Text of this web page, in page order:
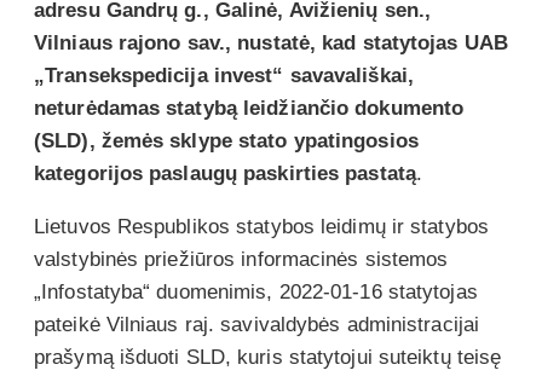
adresu Gandrų g., Galinė, Avižienių sen.,
Vilniaus rajono sav., nustatė, kad statytojas UAB
„Transekspedicija invest“ savavališkai,
neturėdamas statybą leidžiančio dokumento
(SLD), žemės sklype stato ypatingosios
kategorijos paslaugų paskirties pastatą.
Lietuvos Respublikos statybos leidimų ir statybos
valstybinės priežiūros informacinės sistemos
„Infostatyba“ duomenimis, 2022-01-16 statytojas
pateikė Vilniaus raj. savivaldybės administracijai
prašymą išduoti SLD, kuris statytojui suteiktų teisę